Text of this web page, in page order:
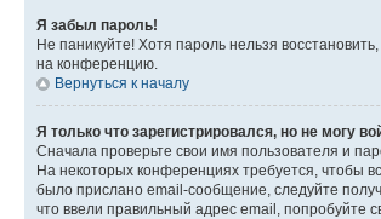
Я забыл пароль!
Не паникуйте! Хотя пароль нельзя
на конференцию.
Вернуться к началу
Я только что зарегистрировался, но не могу
Сначала проверьте свои имя пользователя и
На некоторых конференциях требуется, чтобы
было прислано email-сообщение, следуйте
что ввели правильный адрес email, попробуйте